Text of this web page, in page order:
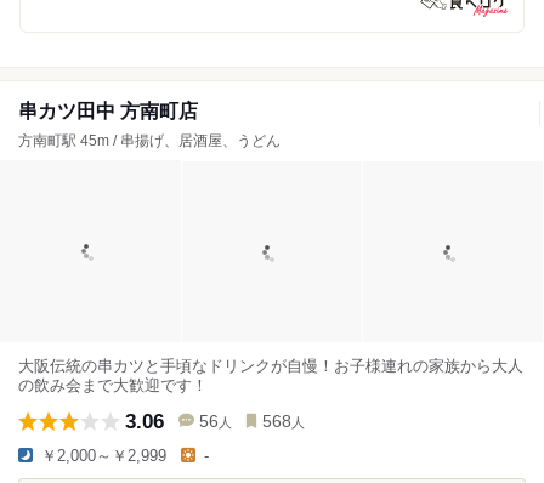
串カツ田中 方南町店
方南町駅 45m / 串揚げ、居酒屋、うどん
大阪伝統の串カツと手頃なドリンクが自慢！お子様連れの家族から大人
の飲み会まで大歓迎です！
3.06 56 人 568 人
￥2,000～￥2,999 -